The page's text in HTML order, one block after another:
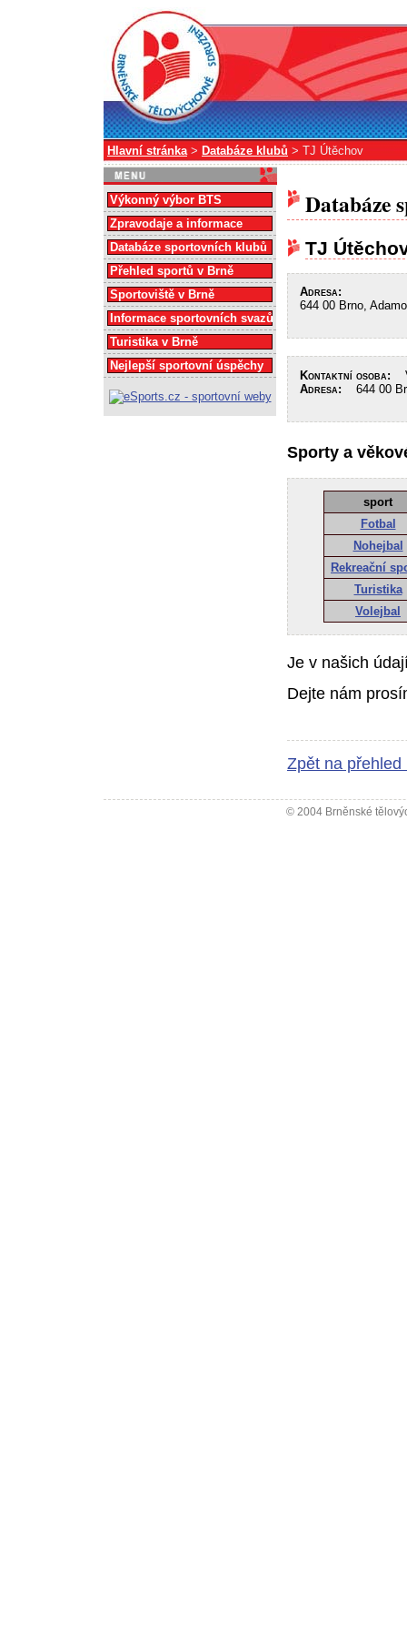
Hlavní stránka> Databáze klubů > TJ Útěchov
Databáze
TJ
Adresa:
644 00 Brno,
Kontaktní osoba:
Adresa: 644 00
Sporty a
sport
Fotbal
Nohejbal
Rekreační
Turistika
Volejbal
Je v našich
Dejte nám
Zpět na přehled
Výkonný výbor BTS
Zpravodaje a informace
Databáze sportovních klubů
Přehled sportů v Brně
Sportoviště v Brně
Informace sportovních svazů
Turistika v Brně
Nejlepší sportovní úspěchy
© 2004 Brněnské